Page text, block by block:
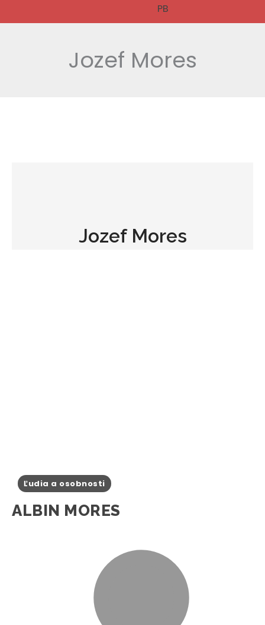
PB
Jozef Mores
Jozef Mores
Ľudia a osobnosti
ALBIN MORES